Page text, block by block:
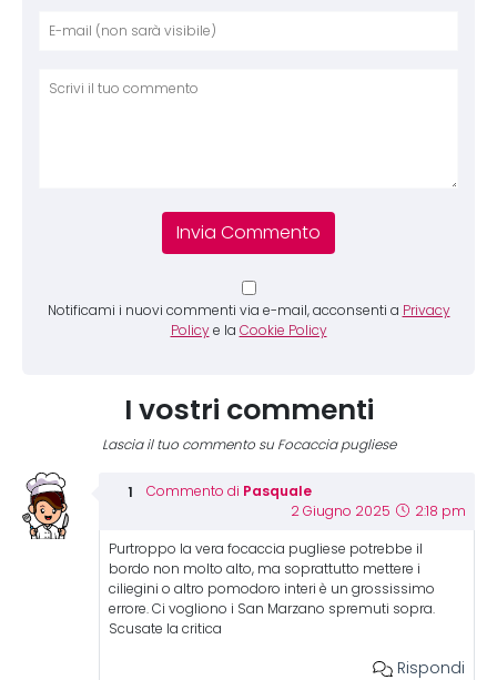
Notificami i nuovi commenti via e-mail, acconsenti a Privacy
Policy e la Cookie Policy
I vostri commenti
Lascia il tuo commento su Focaccia pugliese
Commento di Pasquale
2 Giugno 2025 2:18 pm
Purtroppo la vera focaccia pugliese potrebbe il
bordo non molto alto, ma soprattutto mettere i
ciliegini o altro pomodoro interi è un grossissimo
errore. Ci vogliono i San Marzano spremuti sopra.
Scusate la critica
Rispondi